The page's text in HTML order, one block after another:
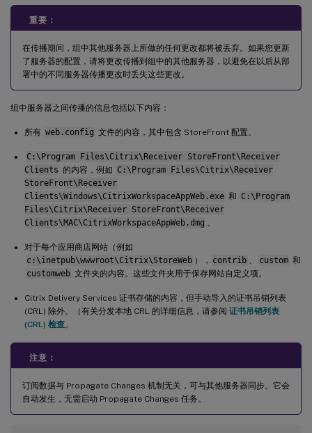
重要：
在传播期间，组中其他服务器上所做的任何更改都将被丢弃。如果您更新
了服务器的配置，请将更改传播到组中的其他服务器，以避免在以后从部
署中的不同服务器传播更改时丢失这些更改。
组中服务器之间传播的信息包括以下内容：
所有 web.config 文件的内容，其中包含 StoreFront 配置。
C:\Program Files\Citrix\Receiver StoreFront\Receiver
Clients 的内容，例如 C:\Program Files\Citrix\Receiver
StoreFront\Receiver
Clients\Windows\CitrixWorkspaceAppWeb.exe 和 C:\Program
Files\Citrix\Receiver StoreFront\Receiver
Clients\MAC\CitrixWorkspaceAppWeb.dmg 。
对于每个应用商店网站（例如
c:\inetpub\wwwroot\Citrix\StoreWeb ）， contrib 、 custom 和
customweb 文件夹的内容。这些文件夹用于保存网站自定义项。
Citrix Delivery Services 证书存储的内容，但手动导入的证书吊销列表
(CRL) 除外。（有关分发本地 CRL 的详细信息，请参阅 证书吊销列表
(CRL) 检查。
注意：
订阅数据与 Propagate Changes 机制无关，可与其他服务器同步。它会
自动发生，无需启动 Propagate Changes 任务。